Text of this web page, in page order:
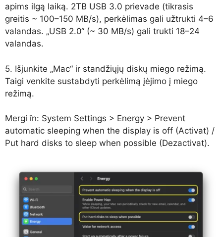
apims ilgą laiką. 2TB USB 3.0 prievade (tikrasis
greitis ~ 100–150 MB/s), perkėlimas gali užtrukti 4–6
valandas. „USB 2.0“ (~ 30 MB/s) gali trukti 18–24
valandas.
5. Išjunkite „Mac“ ir standžiųjų diskų miego režimą.
Taigi venkite sustabdyti perkėlimą įėjimo į miego
režimą.
Mergi în: System Settings > Energy > Prevent
automatic sleeping when the display is off (Activat) /
Put hard disks to sleep when possible (Dezactivat).